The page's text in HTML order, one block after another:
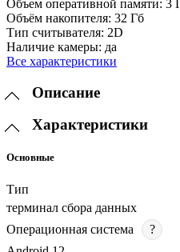
Объем оперативной памяти: 3
Объём накопителя: 32 Гб
Тип считывателя: 2D
Наличие камеры: да
Все характеристики
Описание
Характеристики
Основные
Тип
терминал сбора данных
Операционная система
?